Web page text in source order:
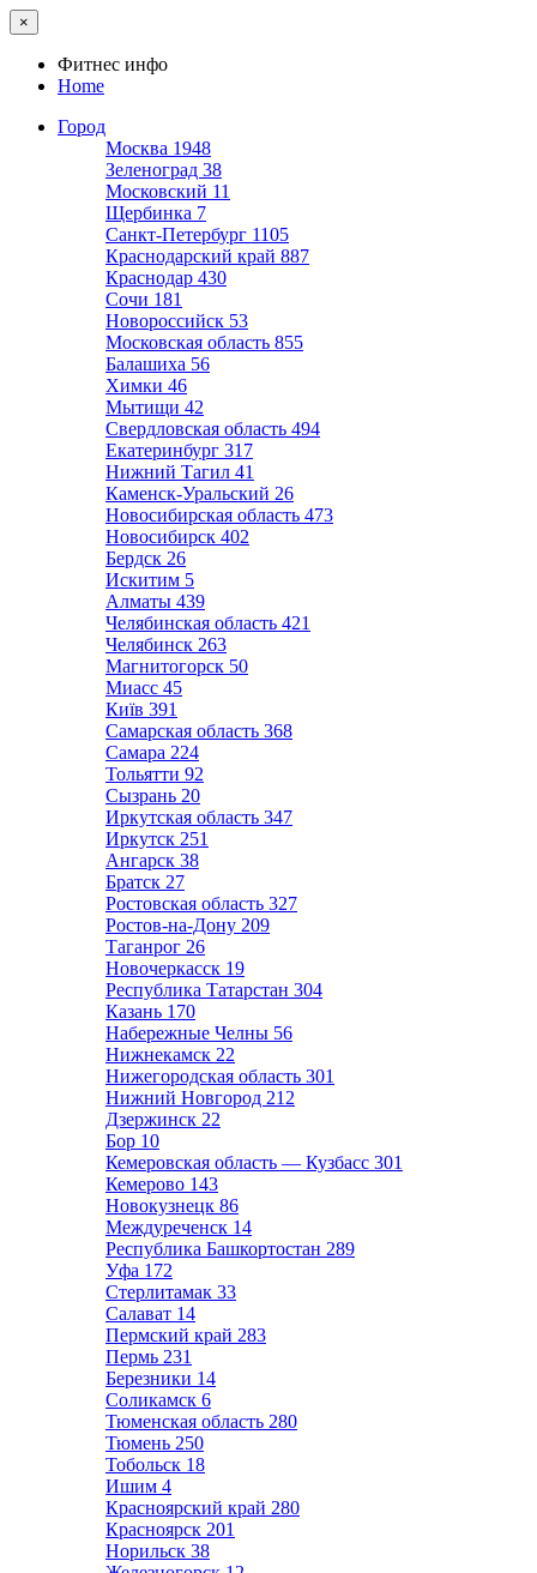
×
Фитнес инфо
Home
Город
Москва 1948
Зеленоград 38
Московский 11
Щербинка 7
Санкт-Петербург 1105
Краснодарский край 887
Краснодар 430
Сочи 181
Новороссийск 53
Московская область 855
Балашиха 56
Химки 46
Мытищи 42
Свердловская область 494
Екатеринбург 317
Нижний Тагил 41
Каменск-Уральский 26
Новосибирская область 473
Новосибирск 402
Бердск 26
Искитим 5
Алматы 439
Челябинская область 421
Челябинск 263
Магнитогорск 50
Миасс 45
Київ 391
Самарская область 368
Самара 224
Тольятти 92
Сызрань 20
Иркутская область 347
Иркутск 251
Ангарск 38
Братск 27
Ростовская область 327
Ростов-на-Дону 209
Таганрог 26
Новочеркасск 19
Республика Татарстан 304
Казань 170
Набережные Челны 56
Нижнекамск 22
Нижегородская область 301
Нижний Новгород 212
Дзержинск 22
Бор 10
Кемеровская область — Кузбасс 301
Кемерово 143
Новокузнецк 86
Междуреченск 14
Республика Башкортостан 289
Уфа 172
Стерлитамак 33
Салават 14
Пермский край 283
Пермь 231
Березники 14
Соликамск 6
Тюменская область 280
Тюмень 250
Тобольск 18
Ишим 4
Красноярский край 280
Красноярск 201
Норильск 38